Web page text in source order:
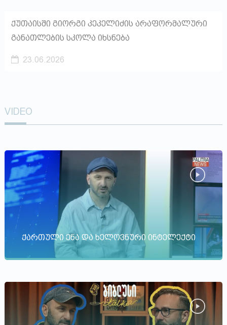
ქუთაისში გიორგი კეკელიძის არაფორმალური
განათლების სკოლა იხსნება
23.06.2026
VIDEO
ქართული ენა და ხელოვნური ინტელექტი